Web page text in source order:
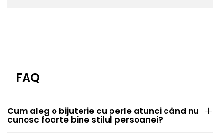
FAQ
Cum aleg o bijuterie cu perle atunci când nu
cunosc foarte bine stilul persoanei?